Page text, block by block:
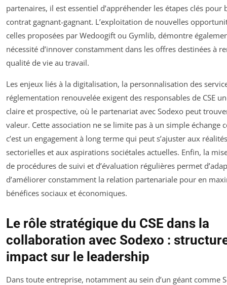
partenaires, il est essentiel d’appréhender les étapes clés pour
contrat gagnant-gagnant. L’exploitation de nouvelles
celles proposées par Wedoogift ou Gymlib, démontre
nécessité d’innover constamment dans les offres destinées à
qualité de vie au travail.
Les enjeux liés à la digitalisation, la personnalisation des
réglementation renouvelée exigent des responsables de CSE
claire et prospective, où le partenariat avec Sodexo peut
valeur. Cette association ne se limite pas à un simple échange
c’est un engagement à long terme qui peut s’ajuster aux réalités
sectorielles et aux aspirations sociétales actuelles. Enfin, la
de procédures de suivi et d’évaluation régulières permet
d’améliorer constamment la relation partenariale pour en
bénéfices sociaux et économiques.
Le rôle stratégique du CSE dans la
collaboration avec Sodexo :
impact sur le leadership
Dans toute entreprise, notamment au sein d’un géant comme